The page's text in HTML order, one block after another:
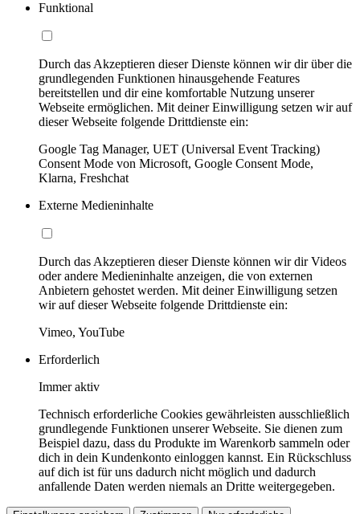
Funktional
Durch das Akzeptieren dieser Dienste können wir dir über die
grundlegenden Funktionen hinausgehende Features
bereitstellen und dir eine komfortable Nutzung unserer
Webseite ermöglichen. Mit deiner Einwilligung setzen wir auf
dieser Webseite folgende Drittdienste ein:
Google Tag Manager, UET (Universal Event Tracking)
Consent Mode von Microsoft, Google Consent Mode,
Klarna, Freshchat
Externe Medieninhalte
Durch das Akzeptieren dieser Dienste können wir dir Videos
oder andere Medieninhalte anzeigen, die von externen
Anbietern gehostet werden. Mit deiner Einwilligung setzen
wir auf dieser Webseite folgende Drittdienste ein:
Vimeo, YouTube
Erforderlich
Immer aktiv
Technisch erforderliche Cookies gewährleisten ausschließlich
grundlegende Funktionen unserer Webseite. Sie dienen zum
Beispiel dazu, dass du Produkte im Warenkorb sammeln oder
dich in dein Kundenkonto einloggen kannst. Ein Rückschluss
auf dich ist für uns dadurch nicht möglich und dadurch
anfallende Daten werden niemals an Dritte weitergegeben.